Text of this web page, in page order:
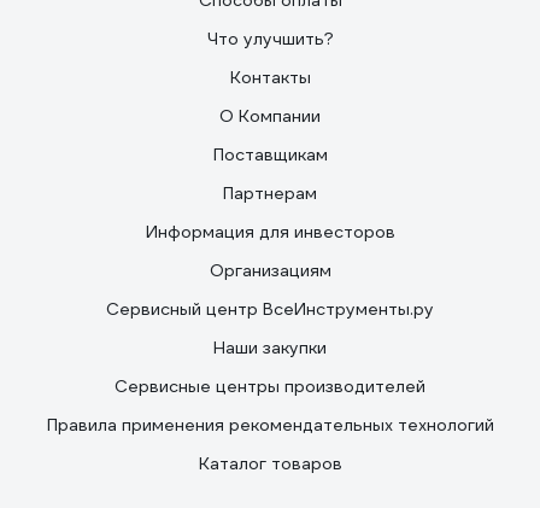
Что улучшить?
Контакты
О Компании
Поставщикам
Партнерам
Информация для инвесторов
Организациям
Сервисный центр ВсеИнструменты.ру
Наши закупки
Сервисные центры производителей
Правила применения рекомендательных технологий
Каталог товаров